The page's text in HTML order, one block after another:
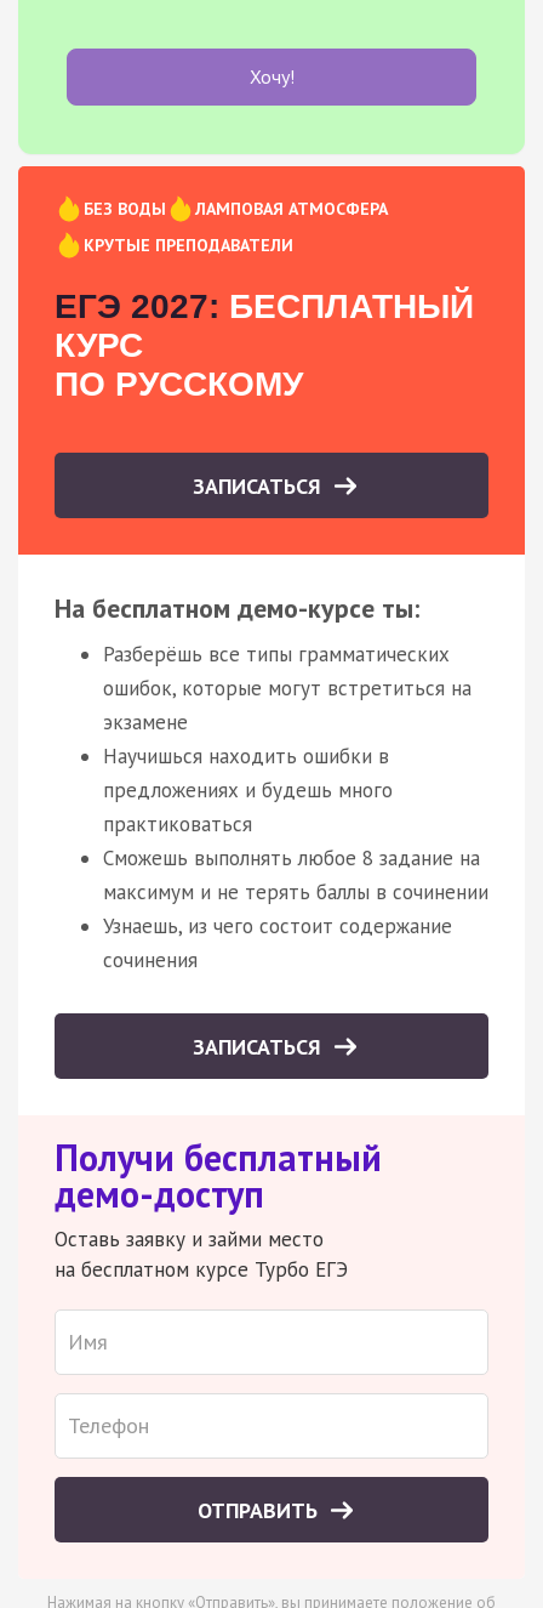
Хочу!
БЕЗ ВОДЫ
ЛАМПОВАЯ АТМОСФЕРА
КРУТЫЕ ПРЕПОДАВАТЕЛИ
ЕГЭ 2027: БЕСПЛАТНЫЙ
КУРС
ПО РУССКОМУ
ЗАПИСАТЬСЯ
На бесплатном демо-курсе ты:
Разберёшь все типы грамматических
ошибок, которые могут встретиться на
экзамене
Научишься находить ошибки в
предложениях и будешь много
практиковаться
Сможешь выполнять любое 8 задание на
максимум и не терять баллы в сочинении
Узнаешь, из чего состоит содержание
сочинения
ЗАПИСАТЬСЯ
Получи бесплатный
демо-доступ
Оставь заявку и займи место
на бесплатном курсе Турбо ЕГЭ
ОТПРАВИТЬ
Нажимая на кнопку «Отправить», вы принимаете положение об